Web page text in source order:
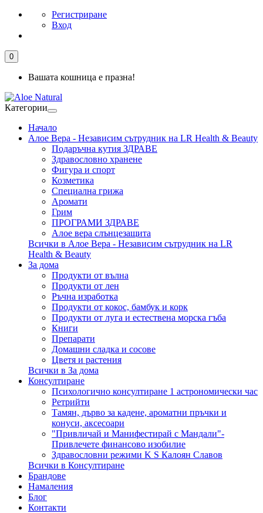
Регистриране
Вход
0
Вашата кошница е празна!
Категории
Начало
Алое Вера - Независим сътрудник на LR Health & Beauty
Подаръчна кутия ЗДРАВЕ
Здравословно хранене
Фигура и спорт
Козметика
Специална грижа
Аромати
Грим
ПРОГРАМИ ЗДРАВЕ
Алое вера слънцезащита
Всички в Алое Вера - Независим сътрудник на LR
Health & Beauty
За дома
Продукти от вълна
Продукти от лен
Ръчна изработка
Продукти от кокос, бамбук и корк
Продукти от луга и естествена морска гъба
Книги
Препарати
Домашни сладка и сосове
Цветя и растения
Всички в За дома
Консултиране
Психологично консултиране 1 астрономически час
Ретрийти
Тамян, дърво за кадене, ароматни пръчки и
конуси, аксесоари
"Привличай и Манифестирай с Мандали"-
Привлечете финансово изобилие
Здравословни режими K S Калоян Славов
Всички в Консултиране
Брандове
Намаления
Блог
Контакти